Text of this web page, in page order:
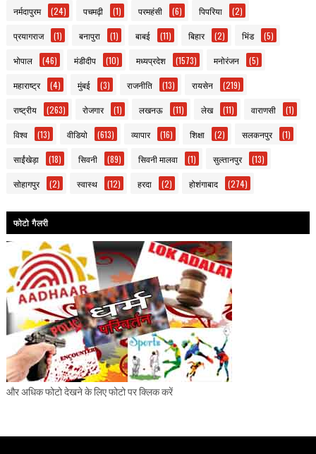
नर्मदापुरम (24) पचमढ़ी (1) परमहंसी (6) पिपरिया (2)
प्रयागराज (1) बनापुरा (1) बाबई (11) बिहार (2) भिंड (5)
भोपाल (46) मंडीदीप (10) मध्यप्रदेश (1573) मनोरंजन (5)
महाराष्ट्र (4) मुंबई (3) राजनीति (13) रायसेन (219)
राष्ट्रीय (263) रोजगार (1) लखनऊ (11) लेख (11) वाराणसी (1)
विश्व (13) वीडियो (613) व्यापार (16) शिक्षा (2) सलकनपुर (1)
साईंखेड़ा (18) सिवनी (89) सिवनी मालवा (1) सुल्तानपुर (13)
सोहागपुर (2) स्वास्थ (12) हरदा (2) होशंगाबाद (274)
फोटो गैलरी
और अधिक फोटो देखने के लिए फोटो पर क्लिक करें